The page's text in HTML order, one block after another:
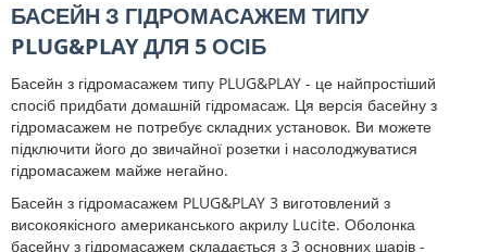
БАСЕЙН З ГІДРОМАСАЖЕМ ТИПУ
PLUG&PLAY ДЛЯ 5 ОСІБ
Басейн з гідромасажем типу PLUG&PLAY - це найпростіший
спосіб придбати домашній гідромасаж. Ця версія басейну з
гідромасажем не потребує складних установок. Ви можете
підключити його до звичайної розетки і насолоджуватися
гідромасажем майже негайно.
Басейн з гідромасажем PLUG&PLAY 3 виготовлений з
високоякісного американського акрилу Lucite. Оболонка
басейну з гідромасажем складається з 3 основних шарів -